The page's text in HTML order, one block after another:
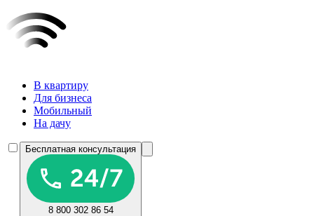
В квартиру
Для бизнеса
Мобильный
На дачу
Бесплатная консультация
8 800 302 86 54